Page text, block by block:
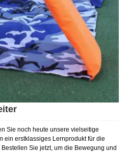
Sie noch heute unsere vielseitige
ein erstklassiges Lernprodukt für die
Sie jetzt, um die Bewegung und